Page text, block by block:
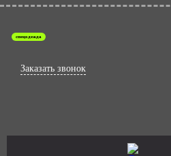
спецодежда
Заказать звонок